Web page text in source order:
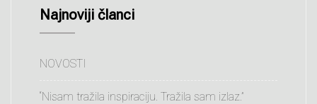
Najnoviji članci
NOVOSTI
“Nisam tražila inspiraciju. Tražila sam izlaz.”